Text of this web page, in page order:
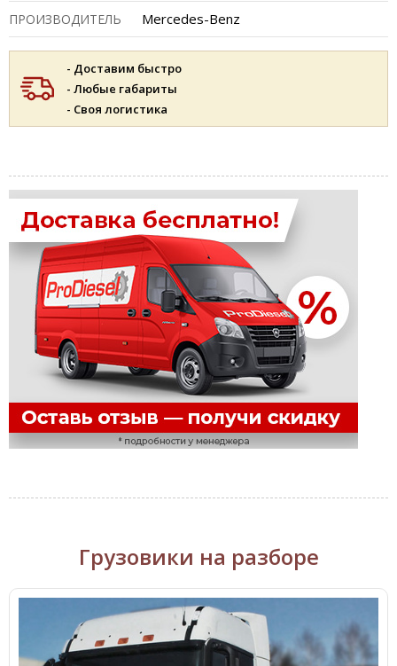
ПРОИЗВОДИТЕЛЬ Mercedes-Benz
- Доставим быстро
- Любые габариты
- Своя логистика
Грузовики на разборе